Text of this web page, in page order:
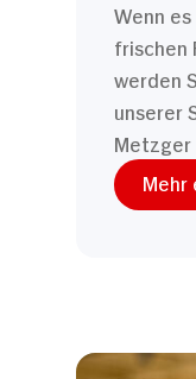
Wenn
frischen
werden
unserer
Metzger
Mehr